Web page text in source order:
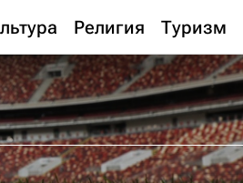
Религия Туризм